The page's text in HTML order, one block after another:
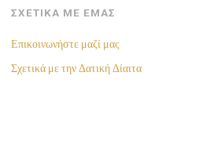
ΣΧΕΤΙΚΑ ΜΕ ΕΜΑΣ
Επικοινωνήστε μαζί μας
Σχετικά με την Δατική Δίαιτα